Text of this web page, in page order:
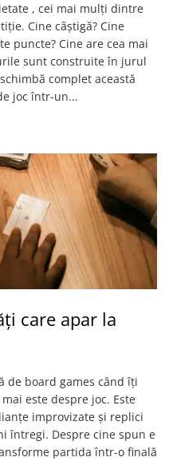
, cei mai mulți dintre
Cine câștigă? Cine
puncte? Cine are cea mai
sunt construite în jurul
complet această
joc într-un...
care apar la
de board games când îți
este despre joc. Este
improvizate și replici
întregi. Despre cine spun e
partida într-o finală